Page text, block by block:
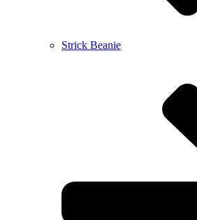
Strick Beanie